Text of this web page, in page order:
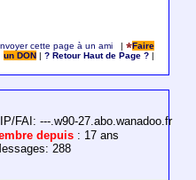
cette page à un ami |
Faire
un DON
|? Retour Haut de Page ?
IP/FAI: ---.w90-27.abo.wanadoo.fr
depuis : 17 ans
288